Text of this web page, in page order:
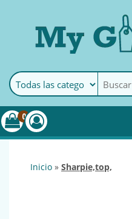
MyGoods ·
0
inicio » sharpie,top,